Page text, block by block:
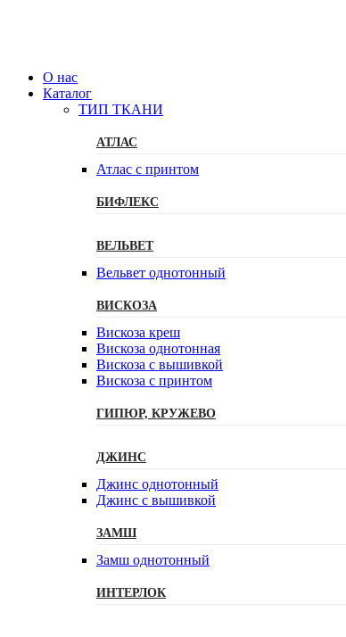
О нас
Каталог
ТИП ТКАНИ
АТЛАС
Атлас с принтом
БИФЛЕКС
ВЕЛЬВЕТ
Вельвет однотонный
ВИСКОЗА
Вискоза креш
Вискоза однотонная
Вискоза с вышивкой
Вискоза с принтом
ГИПЮР, КРУЖЕВО
ДЖИНС
Джинс однотонный
Джинс с вышивкой
ЗАМШ
Замш однотонный
ИНТЕРЛОК